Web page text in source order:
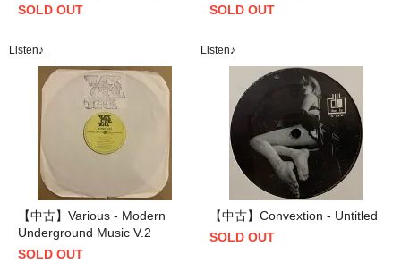
SOLD OUT
Listen♪
SOLD OUT
Listen♪
【中古】Various - Modern
Underground Music V.2
SOLD OUT
【中古】Convextion - Untitled
SOLD OUT